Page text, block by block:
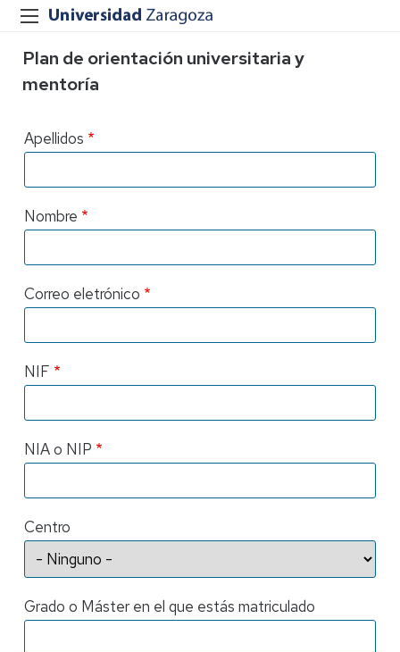
Plan de orientación universitaria y
mentoría
Apellidos
Nombre
Correo eletrónico
NIF
NIA o NIP
Centro
Grado o Máster en el que estás matriculado